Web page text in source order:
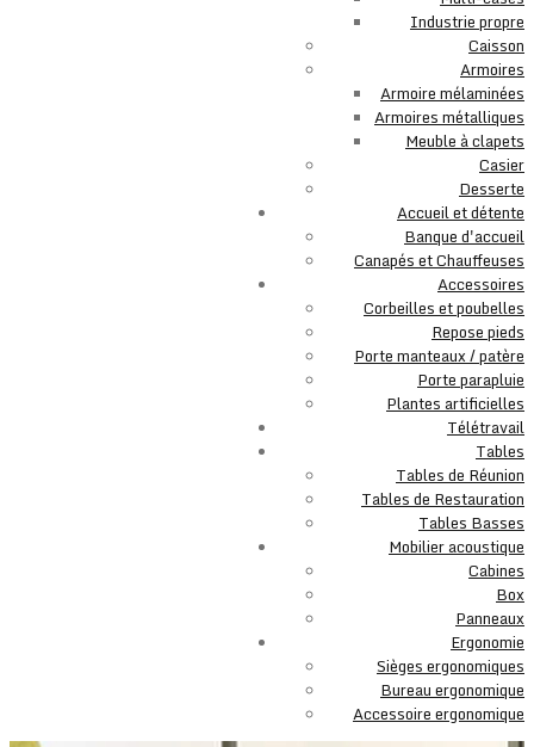
Industrie propre
Caisson
Armoires
Armoire mélaminées
Armoires métalliques
Meuble à clapets
Casier
Desserte
Accueil et détente
Banque d'accueil
Canapés et Chauffeuses
Accessoires
Corbeilles et poubelles
Repose pieds
Porte manteaux / patère
Porte parapluie
Plantes artificielles
Télétravail
Tables
Tables de Réunion
Tables de Restauration
Tables Basses
Mobilier acoustique
Cabines
Box
Panneaux
Ergonomie
Sièges ergonomiques
Bureau ergonomique
Accessoire ergonomique